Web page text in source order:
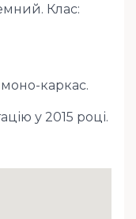
Клас:
моно-каркас.
у 2015 році.